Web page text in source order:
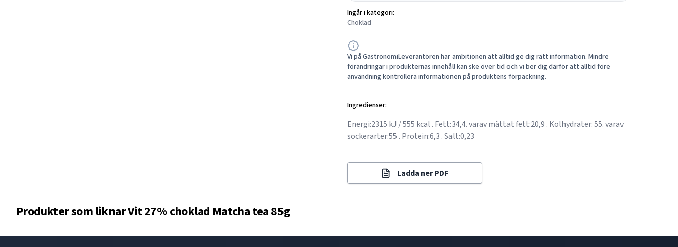
Ingår i kategori:
Choklad
Vi på GastronomiLeverantören har ambitionen att alltid ge dig rätt information. Mindre
förändringar i produkternas innehåll kan ske över tid och vi ber dig därför att alltid före
användning kontrollera informationen på produktens förpackning.
Ingredienser:
Energi:2315 kJ / 555 kcal . Fett:34,4. varav mättat fett:20,9 . Kolhydrater: 55. varav
sockerarter:55 . Protein:6,3 . Salt:0,23
Ladda ner PDF
Produkter som liknarVit 27% choklad Matcha tea 85g